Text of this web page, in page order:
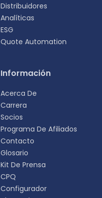
Distribuidores
Analíticas
ESG
Quote Automation
Información
Acerca De
Carrera
Socios
Programa De Afiliados
Contacto
Glosario
Kit De Prensa
CPQ
Configurador